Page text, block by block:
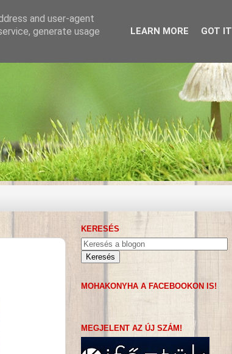
KERESÉS
MOHAKONYHA A FACEBOOKON IS!
MEGJELENT AZ ÚJ SZÁM!
and user-agent
generate usage
LEARN MORE GOT IT